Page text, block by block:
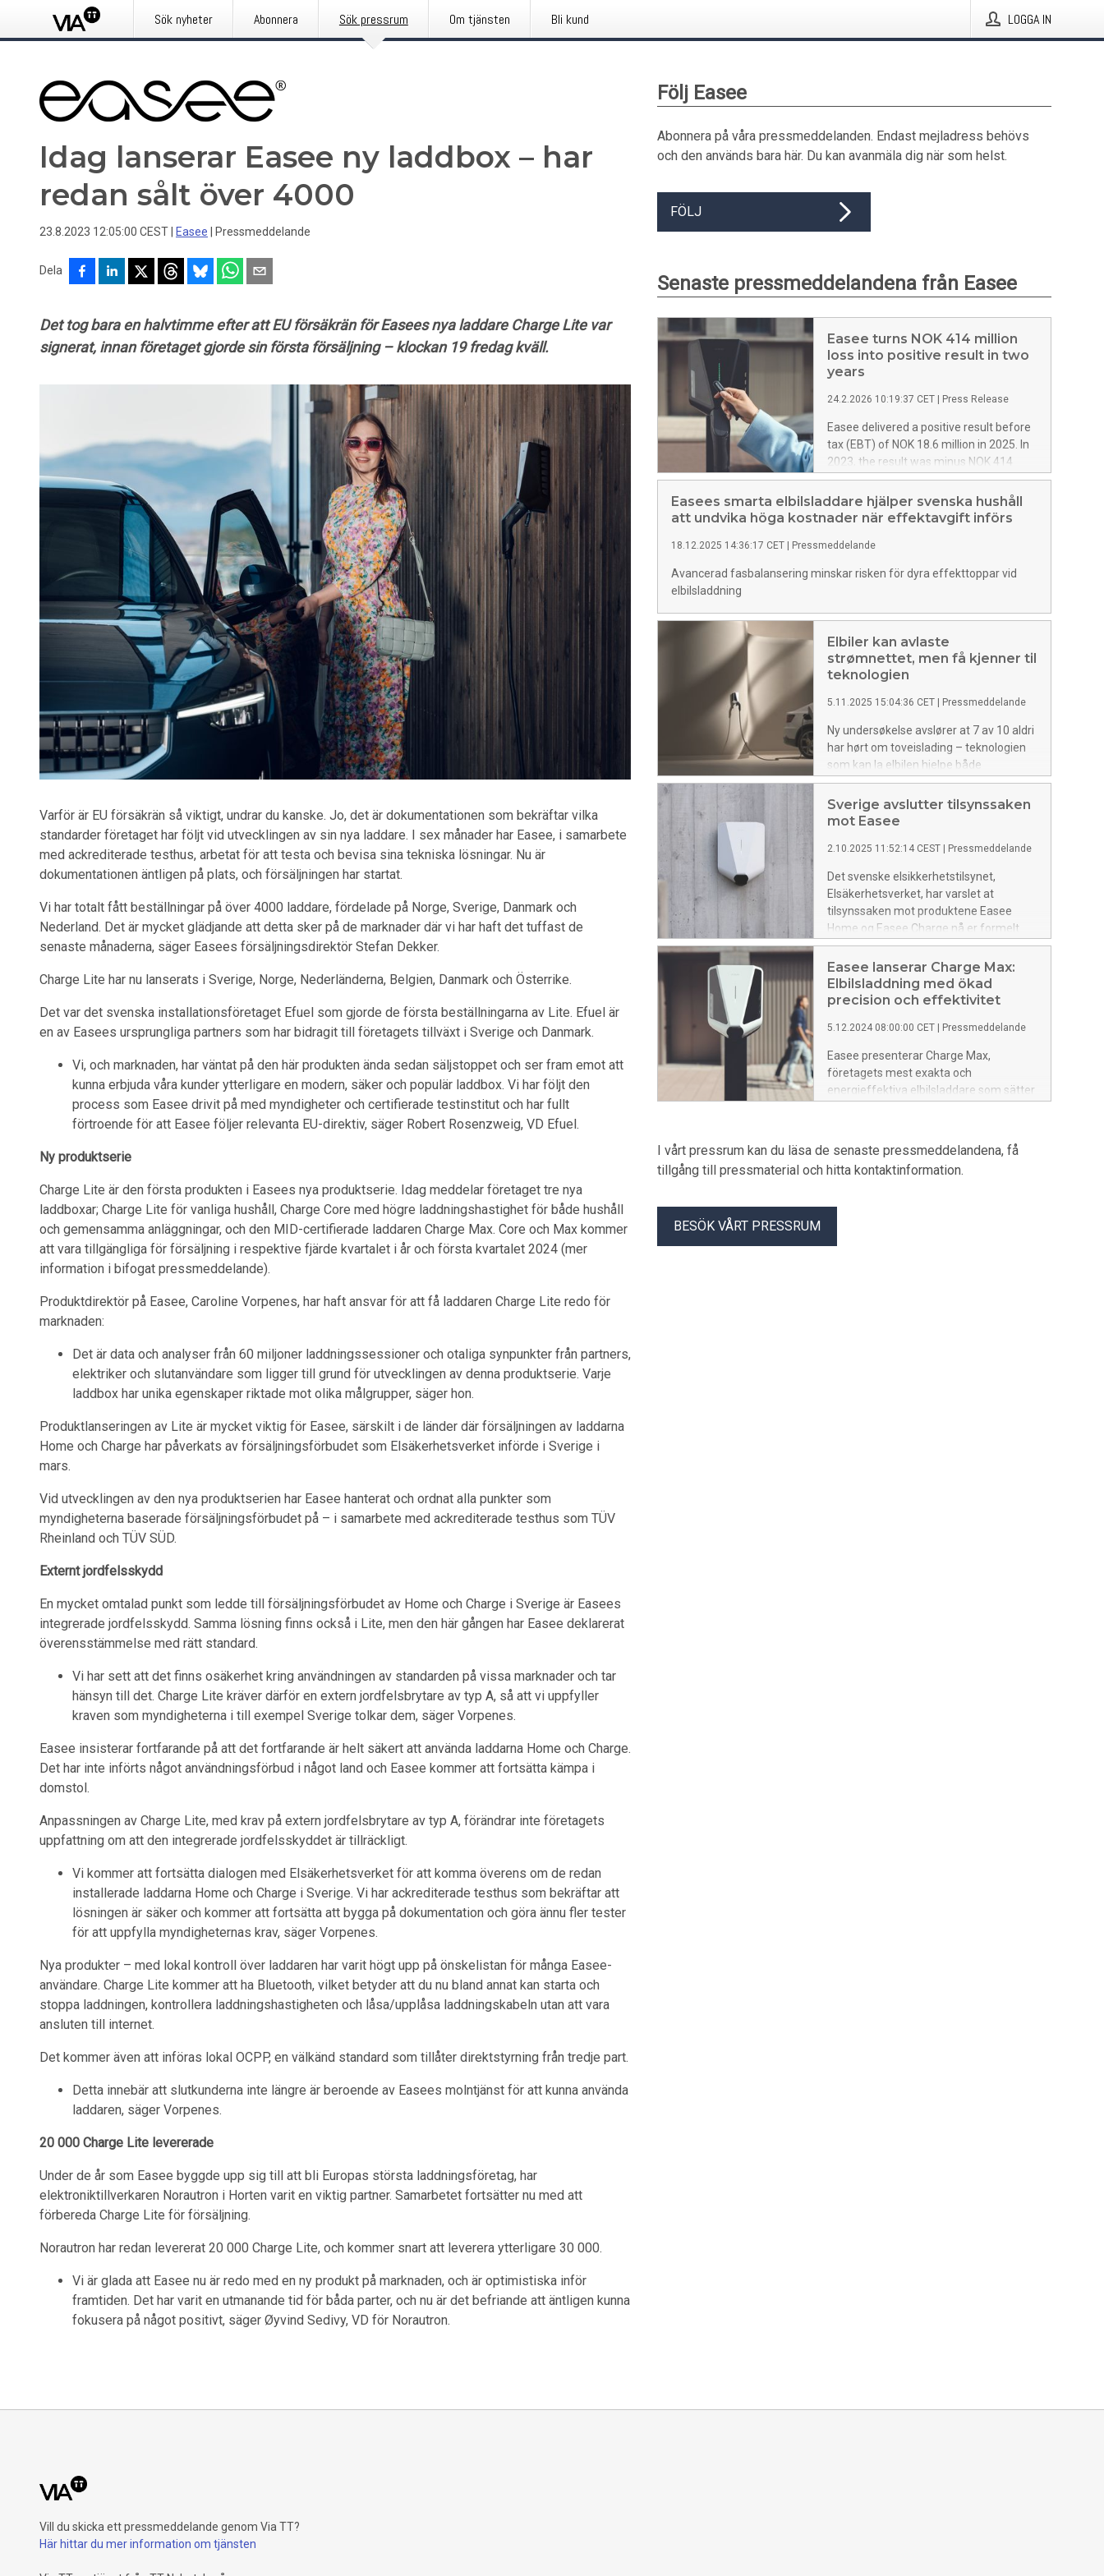
Sök nyheter Abonnera Sök pressrum Om tjänsten Bli kund LOGGA IN
Idag lanserar Easee ny laddbox – har
redan sålt över 4000
23.8.2023 12:05:00 CEST Easee Pressmeddelande
Dela
Det tog bara en halvtimme efter att EU försäkrän för Easees nya laddare Charge Lite var
signerat, innan företaget gjorde sin första försäljning – klockan 19 fredag kväll.
Varför är EU försäkrän så viktigt, undrar du kanske. Jo, det är dokumentationen som bekräftar vilka
standarder företaget har följt vid utvecklingen av sin nya laddare. I sex månader har Easee, i samarbete
med ackrediterade testhus, arbetat för att testa och bevisa sina tekniska lösningar. Nu är
dokumentationen äntligen på plats, och försäljningen har startat.
Vi har totalt fått beställningar på över 4000 laddare, fördelade på Norge, Sverige, Danmark och
Nederland. Det är mycket glädjande att detta sker på de marknader där vi har haft det tuffast de
senaste månaderna, säger Easees försäljningsdirektör Stefan Dekker.
Charge Lite har nu lanserats i Sverige, Norge, Nederländerna, Belgien, Danmark och Österrike.
Det var det svenska installationsföretaget Efuel som gjorde de första beställningarna av Lite. Efuel är
en av Easees ursprungliga partners som har bidragit till företagets tillväxt i Sverige och Danmark.
Vi, och marknaden, har väntat på den här produkten ända sedan säljstoppet och ser fram emot att
kunna erbjuda våra kunder ytterligare en modern, säker och populär laddbox. Vi har följt den
process som Easee drivit på med myndigheter och certifierade testinstitut och har fullt
förtroende för att Easee följer relevanta EU-direktiv, säger Robert Rosenzweig, VD Efuel.
Ny produktserie
Charge Lite är den första produkten i Easees nya produktserie. Idag meddelar företaget tre nya
laddboxar; Charge Lite för vanliga hushåll, Charge Core med högre laddningshastighet för både hushåll
och gemensamma anläggningar, och den MID-certifierade laddaren Charge Max. Core och Max kommer
att vara tillgängliga för försäljning i respektive fjärde kvartalet i år och första kvartalet 2024 (mer
information i bifogat pressmeddelande).
Produktdirektör på Easee, Caroline Vorpenes, har haft ansvar för att få laddaren Charge Lite redo för
marknaden:
Det är data och analyser från 60 miljoner laddningssessioner och otaliga synpunkter från partners,
elektriker och slutanvändare som ligger till grund för utvecklingen av denna produktserie. Varje
laddbox har unika egenskaper riktade mot olika målgrupper, säger hon.
Produktlanseringen av Lite är mycket viktig för Easee, särskilt i de länder där försäljningen av laddarna
Home och Charge har påverkats av försäljningsförbudet som Elsäkerhetsverket införde i Sverige i
mars.
Vid utvecklingen av den nya produktserien har Easee hanterat och ordnat alla punkter som
myndigheterna baserade försäljningsförbudet på – i samarbete med ackrediterade testhus som TÜV
Rheinland och TÜV SÜD.
Externt jordfelsskydd
En mycket omtalad punkt som ledde till försäljningsförbudet av Home och Charge i Sverige är Easees
integrerade jordfelsskydd. Samma lösning finns också i Lite, men den här gången har Easee deklarerat
överensstämmelse med rätt standard.
Vi har sett att det finns osäkerhet kring användningen av standarden på vissa marknader och tar
hänsyn till det. Charge Lite kräver därför en extern jordfelsbrytare av typ A, så att vi uppfyller
kraven som myndigheterna i till exempel Sverige tolkar dem, säger Vorpenes.
Easee insisterar fortfarande på att det fortfarande är helt säkert att använda laddarna Home och Charge.
Det har inte införts något användningsförbud i något land och Easee kommer att fortsätta kämpa i
domstol.
Anpassningen av Charge Lite, med krav på extern jordfelsbrytare av typ A, förändrar inte företagets
uppfattning om att den integrerade jordfelsskyddet är tillräckligt.
Vi kommer att fortsätta dialogen med Elsäkerhetsverket för att komma överens om de redan
installerade laddarna Home och Charge i Sverige. Vi har ackrediterade testhus som bekräftar att
lösningen är säker och kommer att fortsätta att bygga på dokumentation och göra ännu fler tester
för att uppfylla myndigheternas krav, säger Vorpenes.
Nya produkter – med lokal kontroll över laddaren har varit högt upp på önskelistan för många Easee-
användare. Charge Lite kommer att ha Bluetooth, vilket betyder att du nu bland annat kan starta och
stoppa laddningen, kontrollera laddningshastigheten och låsa/upplåsa laddningskabeln utan att vara
ansluten till internet.
Det kommer även att införas lokal OCPP, en välkänd standard som tillåter direktstyrning från tredje part.
Detta innebär att slutkunderna inte längre är beroende av Easees molntjänst för att kunna använda
laddaren, säger Vorpenes.
20 000 Charge Lite levererade
Under de år som Easee byggde upp sig till att bli Europas största laddningsföretag, har
elektroniktillverkaren Norautron i Horten varit en viktig partner. Samarbetet fortsätter nu med att
förbereda Charge Lite för försäljning.
Norautron har redan levererat 20 000 Charge Lite, och kommer snart att leverera ytterligare 30 000.
Vi är glada att Easee nu är redo med en ny produkt på marknaden, och är optimistiska inför
framtiden. Det har varit en utmanande tid för båda parter, och nu är det befriande att äntligen kunna
fokusera på något positivt, säger Øyvind Sedivy, VD för Norautron.
Följ Easee
Abonnera på våra pressmeddelanden. Endast mejladress behövs
och den används bara här. Du kan avanmäla dig när som helst.
FÖLJ
Senaste pressmeddelandena från Easee
Easee turns NOK 414 million
loss into positive result in two
years
24.2.2026 10:19:37 CET Press Release
Easee delivered a positive result before
tax (EBT) of NOK 18.6 million in 2025. In
2023, the result was minus NOK 414
million. The company describes the
improvement of more than NOK 400
million as a clear turning point.
Easees smarta elbilsladdare hjälper svenska hushåll
att undvika höga kostnader när effektavgift införs
18.12.2025 14:36:17 CET Pressmeddelande
Avancerad fasbalansering minskar risken för dyra effekttoppar vid
elbilsladdning
Elbiler kan avlaste
strømnettet, men få kjenner til
teknologien
5.11.2025 15:04:36 CET Pressmeddelande
Ny undersøkelse avslører at 7 av 10 aldri
har hørt om toveislading – teknologien
som kan la elbilen hjelpe både
lommeboken og strømnettet.
Sverige avslutter tilsynssaken
mot Easee
2.10.2025 11:52:14 CEST Pressmeddelande
Det svenske elsikkerhetstilsynet,
Elsäkerhetsverket, har varslet at
tilsynssaken mot produktene Easee
Home og Easee Charge nå er formelt
avsluttet. Dette betyr at kravet om årlig
rapportering fra Easee bortfaller.
Easee lanserar Charge Max:
Elbilsladdning med ökad
precision och effektivitet
5.12.2024 08:00:00 CET Pressmeddelande
Easee presenterar Charge Max,
företagets mest exakta och
energieffektiva elbilsladdare som sätter
I vårt pressrum kan du läsa de senaste pressmeddelandena, få
tillgång till pressmaterial och hitta kontaktinformation.
BESÖK VÅRT PRESSRUM
Vill du skicka ett pressmeddelande genom Via TT?
Här hittar du mer information om tjänsten